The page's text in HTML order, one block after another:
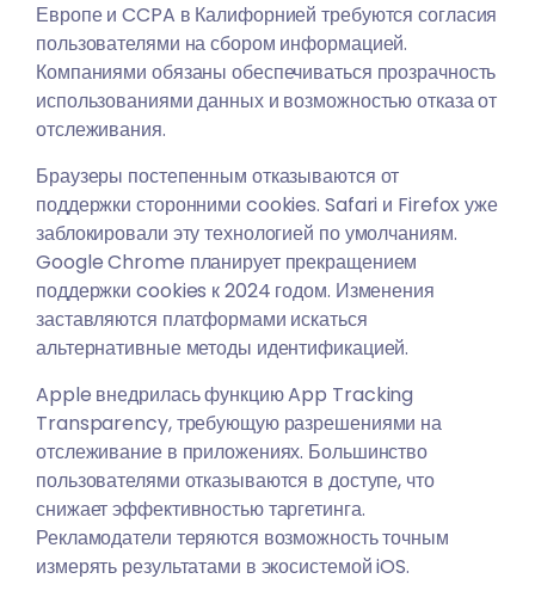
Европе и CCPA в Калифорнией требуются согласия
пользователями на сбором информацией.
Компаниями обязаны обеспечиваться прозрачность
использованиями данных и возможностью отказа от
отслеживания.
Браузеры постепенным отказываются от
поддержки сторонними cookies. Safari и Firefox уже
заблокировали эту технологией по умолчаниям.
Google Chrome планирует прекращением
поддержки cookies к 2024 годом. Изменения
заставляются платформами искаться
альтернативные методы идентификацией.
Apple внедрилась функцию App Tracking
Transparency, требующую разрешениями на
отслеживание в приложениях. Большинство
пользователями отказываются в доступе, что
снижает эффективностью таргетинга.
Рекламодатели теряются возможность точным
измерять результатами в экосистемой iOS.